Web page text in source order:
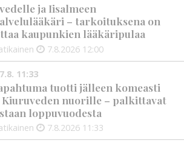
ja Iisalmeen
– tarkoituksena on
kaupunkien lääkäripulaa
7.8.2026 12:00
7.8. 11:33
tuotti jälleen komeasti
Kiuruveden nuorille – palkittavat
loppuvuodesta
7.8.2026 11:33